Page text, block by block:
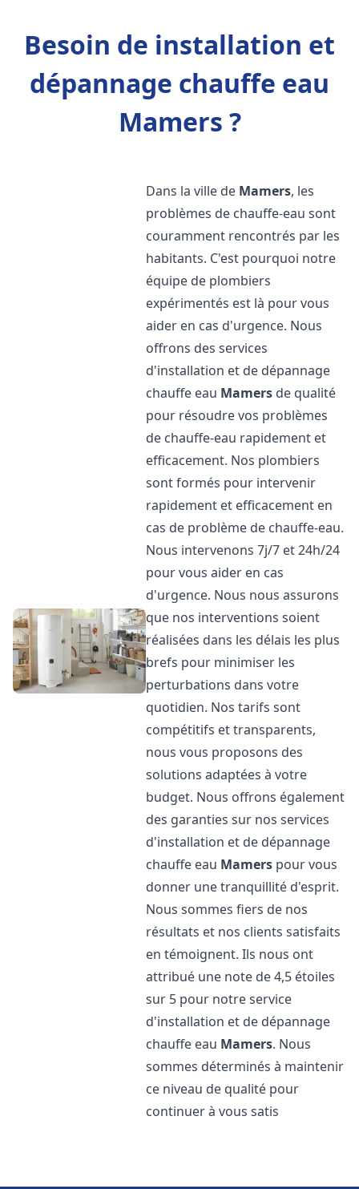
Besoin de installation et
dépannage chauffe eau
Mamers ?
Dans la ville de Mamers, les
problèmes de chauffe-eau sont
couramment rencontrés par les
habitants. C'est pourquoi notre
équipe de plombiers
expérimentés est là pour vous
aider en cas d'urgence. Nous
offrons des services
d'installation et de dépannage
chauffe eau Mamers de qualité
pour résoudre vos problèmes
de chauffe-eau rapidement et
efficacement. Nos plombiers
sont formés pour intervenir
rapidement et efficacement en
cas de problème de chauffe-eau.
Nous intervenons 7j/7 et 24h/24
pour vous aider en cas
d'urgence. Nous nous assurons
que nos interventions soient
réalisées dans les délais les plus
brefs pour minimiser les
perturbations dans votre
quotidien. Nos tarifs sont
compétitifs et transparents,
nous vous proposons des
solutions adaptées à votre
budget. Nous offrons également
des garanties sur nos services
d'installation et de dépannage
chauffe eau Mamers pour vous
donner une tranquillité d'esprit.
Nous sommes fiers de nos
résultats et nos clients satisfaits
en témoignent. Ils nous ont
attribué une note de 4,5 étoiles
sur 5 pour notre service
d'installation et de dépannage
chauffe eau Mamers. Nous
sommes déterminés à maintenir
ce niveau de qualité pour
continuer à vous satis